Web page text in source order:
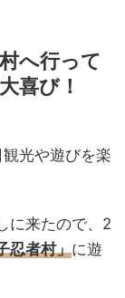
へ行って
喜び！
光や遊びを楽
に来たので、2
忍者村」に遊